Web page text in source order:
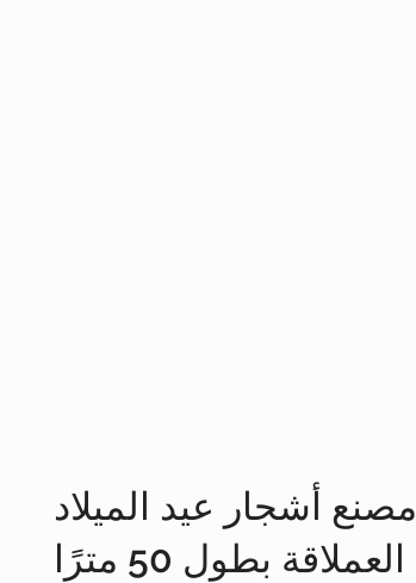
مصنع أشجار عيد الميلاد
العملاقة بطول 50 مترًا